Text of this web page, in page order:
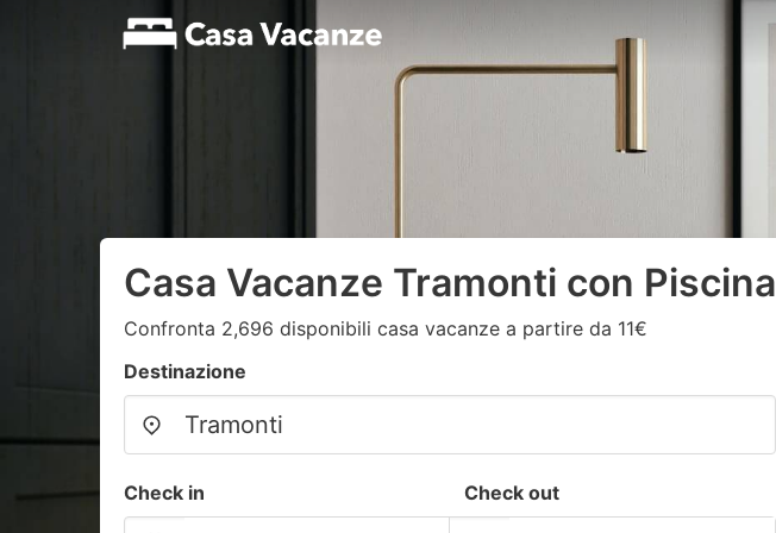
Casa Vacanze Tramonti con Piscina
Confronta 2,696 disponibili casa vacanze a partire da 11€
Destinazione
Check in Check out